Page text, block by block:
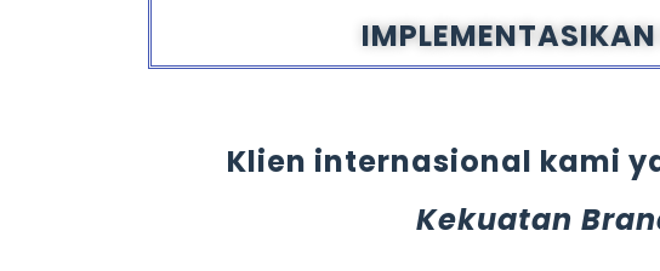
Klien internasional kami
Kekuatan